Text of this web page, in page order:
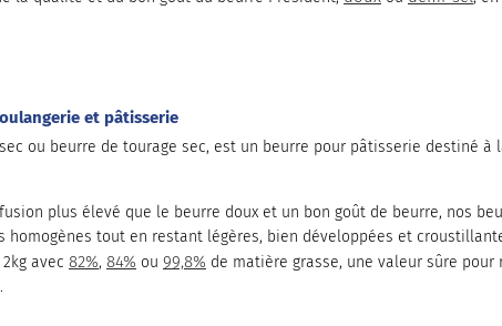
et pâtisserie
ou beurre de tourage sec, est un beurre pour pâtisserie destiné à
plus élevé que le beurre doux et un bon goût de beurre, nos
tout en restant légères, bien développées et
avec 82%, 84% ou 99,8% de matière grasse, une valeur sûre